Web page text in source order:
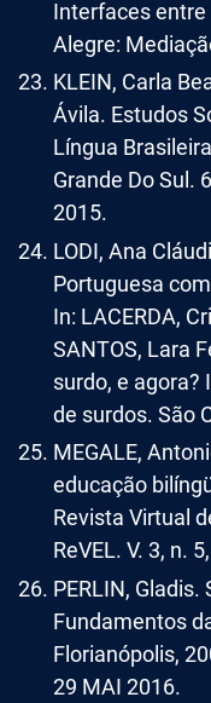
Interfaces
Alegre:
KLEIN, Carla
Ávila. Estudos
Língua
Grande Do Sul.
2015.
LODI, Ana
Portuguesa
In: LACERDA,
SANTOS, Lara
surdo, e agora?
de surdos. São
MEGALE,
educação
Revista Virtual
ReVEL. V. 3, n.
PERLIN, Gladis.
Fundamentos
Florianópolis,
29 MAI 2016.